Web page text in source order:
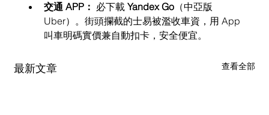
交通 APP： 必下載 Yandex Go（中亞版
Uber）。街頭攔截的士易被濫收車資，用 App
叫車明碼實價兼自動扣卡，安全便宜。
最新文章 查看全部